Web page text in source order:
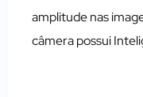
amplitude nas
câmera possui